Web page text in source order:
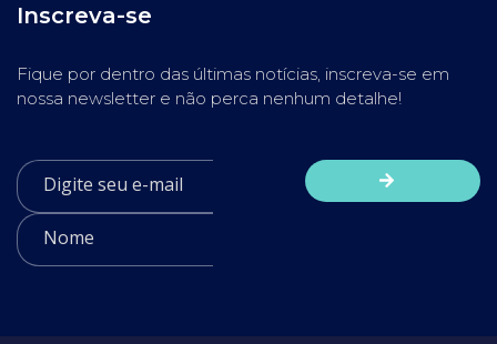
Inscreva-se
Fique por dentro das últimas notícias, inscreva-se em
nossa newsletter e não perca nenhum detalhe!